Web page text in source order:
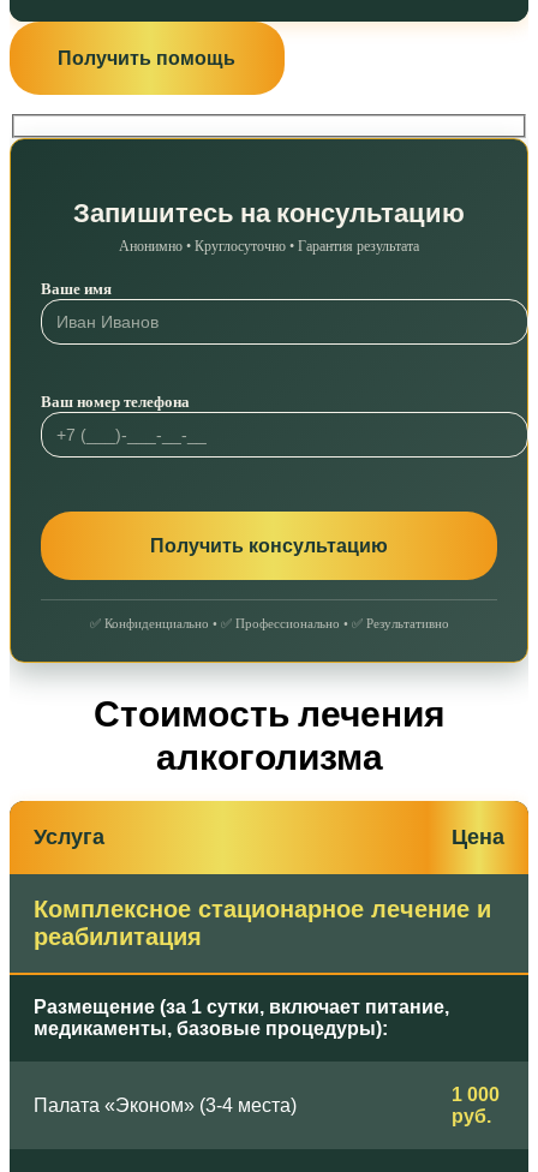
Получить помощь
Запишитесь на консультацию
Анонимно • Круглосуточно • Гарантия результата
Ваше имя
Ваш номер телефона
✅ Конфиденциально • ✅ Профессионально • ✅ Результативно
Стоимость лечения
алкоголизма
Услуга Цена
Комплексное стационарное лечение и
реабилитация
Размещение (за 1 сутки, включает питание,
медикаменты, базовые процедуры):
Палата «Эконом» (3-4 места)
1 000
руб.